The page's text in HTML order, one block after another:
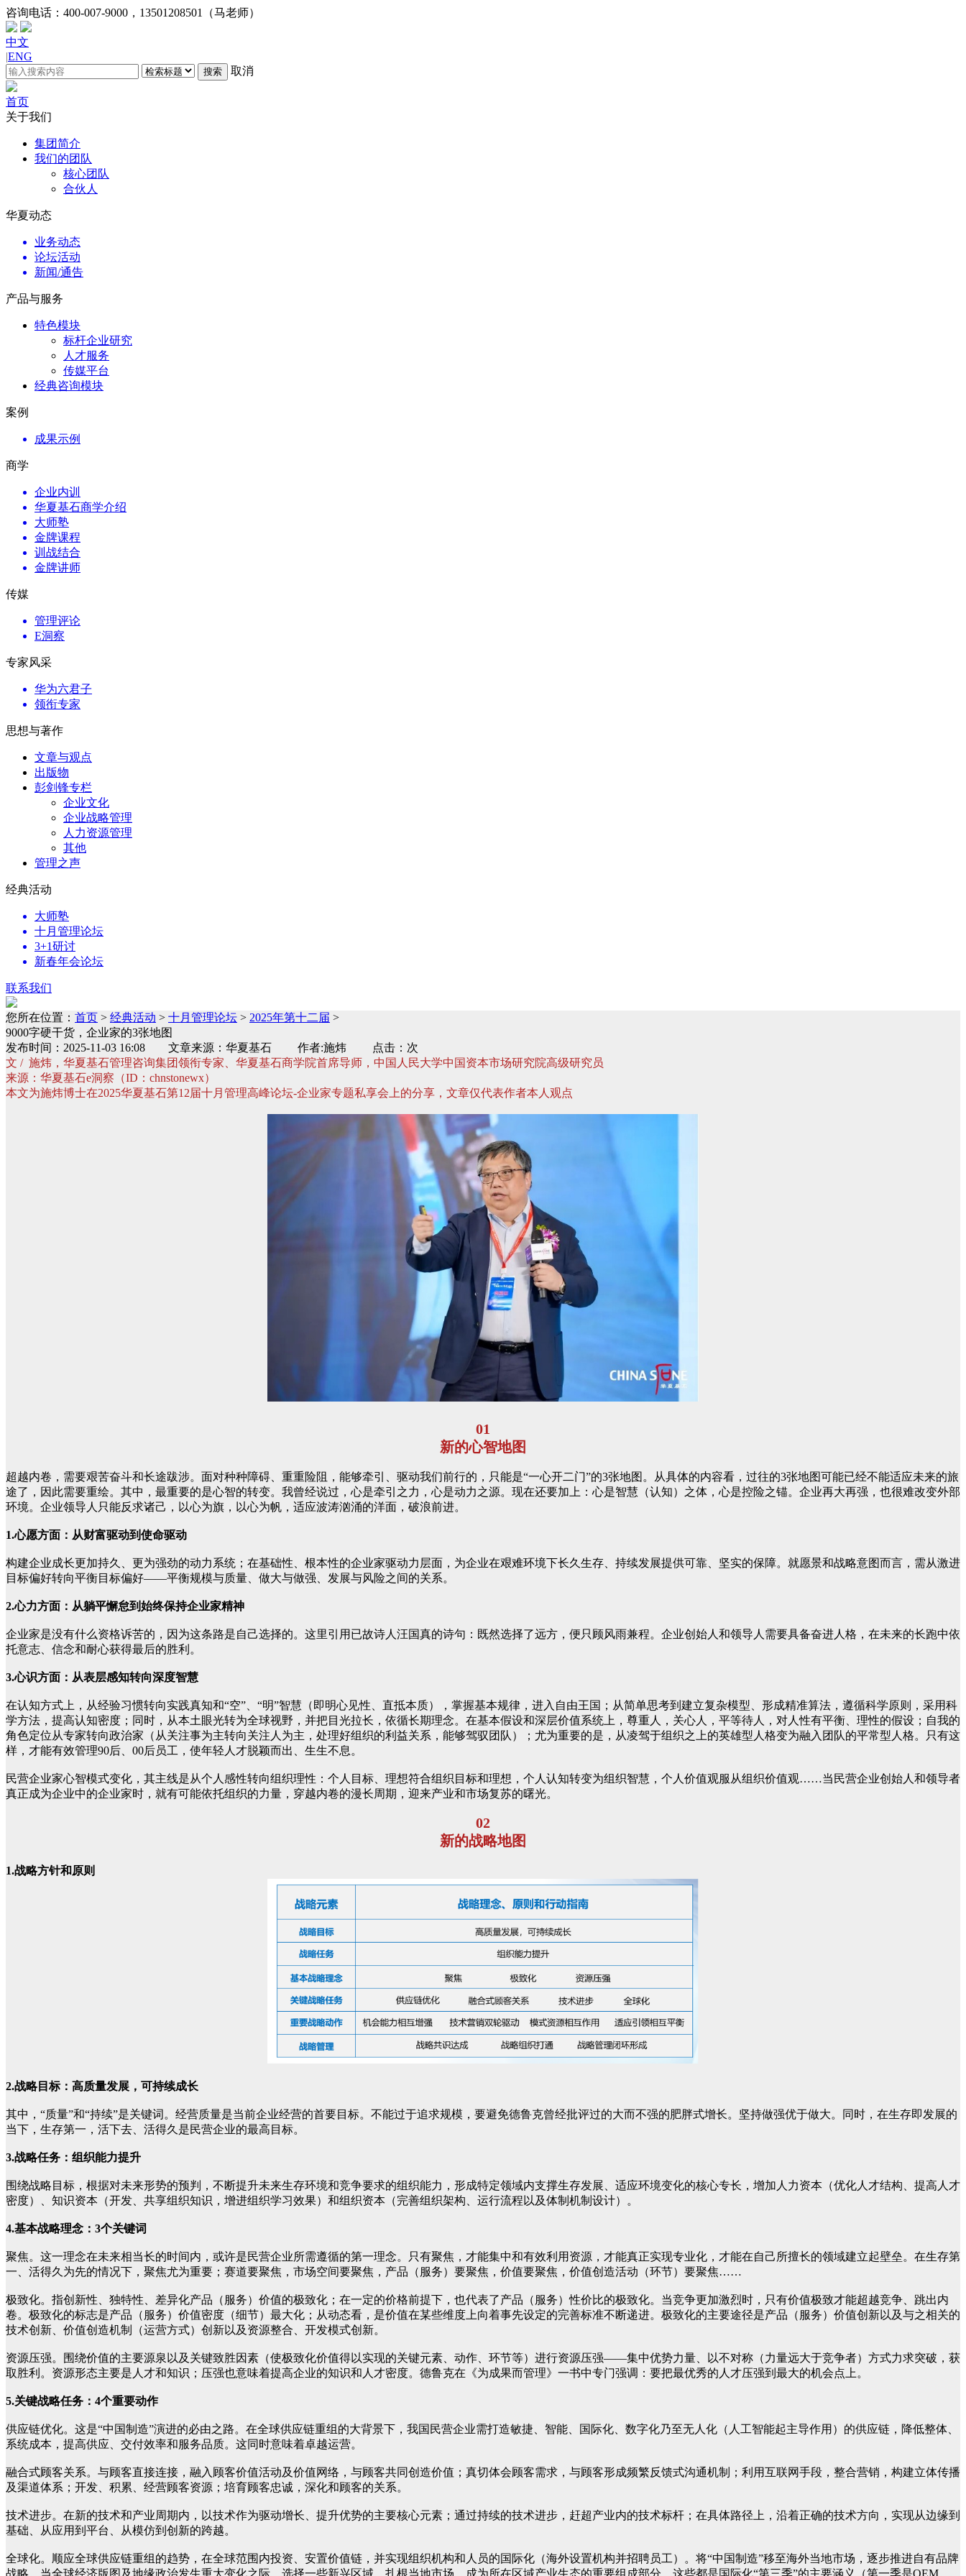
咨询电话： 400-007-9000，13501208501（马老师）
中文
|ENG
搜索 取消
首页
关于我们
集团简介
我们的团队
核心团队
合伙人
华夏动态
业务动态
论坛活动
新闻/通告
产品与服务
特色模块
标杆企业研究
人才服务
传媒平台
经典咨询模块
案例
成果示例
商学
企业内训
华夏基石商学介绍
大师塾
金牌课程
训战结合
金牌讲师
传媒
管理评论
E洞察
专家风采
华为六君子
领衔专家
思想与著作
文章与观点
出版物
彭剑锋专栏
企业文化
企业战略管理
人力资源管理
其他
管理之声
经典活动
大师塾
十月管理论坛
3+1研讨
新春年会论坛
联系我们
您所在位置： 首页 > 经典活动 > 十月管理论坛 > 2025年第十二届 >
9000字硬干货，企业家的3张地图
发布时间：2025-11-03 16:08 文章来源：华夏基石 作者:施炜 点击：次
文 / 施炜，华夏基石管理咨询集团领衔专家、华夏基石商学院首席导师，中国人民大学中国资本市场研究院高级研究员
来源：华夏基石e洞察（ID：chnstonewx）
本文为施炜博士在2025华夏基石第12届十月管理高峰论坛-企业家专题私享会上的分享，文章仅代表作者本人观点
01
新的心智地图
超越内卷，需要艰苦奋斗和长途跋涉。面对种种障碍、重重险阻，能够牵引、驱动我们前行的，只能是“一心开二门”的3张地图。从具体的内容看，过往的3张地图可能已经不能适应未来的旅
途了，因此需要重绘。其中，最重要的是心智的转变。我曾经说过，心是牵引之力，心是动力之源。现在还要加上：心是智慧（认知）之体，心是控险之锚。企业再大再强，也很难改变外部
环境。企业领导人只能反求诸己，以心为旗，以心为帆，适应波涛汹涌的洋面，破浪前进。
1.心愿方面：从财富驱动到使命驱动
构建企业成长更加持久、更为强劲的动力系统；在基础性、根本性的企业家驱动力层面，为企业在艰难环境下长久生存、持续发展提供可靠、坚实的保障。就愿景和战略意图而言，需从激进
目标偏好转向平衡目标偏好——平衡规模与质量、做大与做强、发展与风险之间的关系。
2.心力方面：从躺平懈怠到始终保持企业家精神
企业家是没有什么资格诉苦的，因为这条路是自己选择的。这里引用已故诗人汪国真的诗句：既然选择了远方，便只顾风雨兼程。企业创始人和领导人需要具备奋进人格，在未来的长跑中依
托意志、信念和耐心获得最后的胜利。
3.心识方面：从表层感知转向深度智慧
在认知方式上，从经验习惯转向实践真知和“空”、“明”智慧（即明心见性、直抵本质），掌握基本规律，进入自由王国；从简单思考到建立复杂模型、形成精准算法，遵循科学原则，采用科
学方法，提高认知密度；同时，从本土眼光转为全球视野，并把目光拉长，依循长期理念。在基本假设和深层价值系统上，尊重人，关心人，平等待人，对人性有平衡、理性的假设；自我的
角色定位从专家转向政治家（从关注事为主转向关注人为主，处理好组织的利益关系，能够驾驭团队）；尤为重要的是，从凌驾于组织之上的英雄型人格变为融入团队的平常型人格。只有这
样，才能有效管理90后、00后员工，使年轻人才脱颖而出、生生不息。
民营企业家心智模式变化，其主线是从个人感性转向组织理性：个人目标、理想符合组织目标和理想，个人认知转变为组织智慧，个人价值观服从组织价值观……当民营企业创始人和领导者
真正成为企业中的企业家时，就有可能依托组织的力量，穿越内卷的漫长周期，迎来产业和市场复苏的曙光。
02
新的战略地图
1.战略方针和原则
2.战略目标：高质量发展，可持续成长
其中，“质量”和“持续”是关键词。经营质量是当前企业经营的首要目标。不能过于追求规模，要避免德鲁克曾经批评过的大而不强的肥胖式增长。坚持做强优于做大。同时，在生存即发展的
当下，生存第一，活下去、活得久是民营企业的最高目标。
3.战略任务：组织能力提升
围绕战略目标，根据对未来形势的预判，不断提升未来生存环境和竞争要求的组织能力，形成特定领域内支撑生存发展、适应环境变化的核心专长，增加人力资本（优化人才结构、提高人才
密度）、知识资本（开发、共享组织知识，增进组织学习效果）和组织资本（完善组织架构、运行流程以及体制机制设计）。
4.基本战略理念：3个关键词
聚焦。这一理念在未来相当长的时间内，或许是民营企业所需遵循的第一理念。只有聚焦，才能集中和有效利用资源，才能真正实现专业化，才能在自己所擅长的领域建立起壁垒。在生存第
一、活得久为先的情况下，聚焦尤为重要；赛道要聚焦，市场空间要聚焦，产品（服务）要聚焦，价值要聚焦，价值创造活动（环节）要聚焦……
极致化。指创新性、独特性、差异化产品（服务）价值的极致化；在一定的价格前提下，也代表了产品（服务）性价比的极致化。当竞争更加激烈时，只有价值极致才能超越竞争、跳出内
卷。极致化的标志是产品（服务）价值密度（细节）最大化；从动态看，是价值在某些维度上向着事先设定的完善标准不断递进。极致化的主要途径是产品（服务）价值创新以及与之相关的
技术创新、价值创造机制（运营方式）创新以及资源整合、开发模式创新。
资源压强。围绕价值的主要源泉以及关键致胜因素（使极致化价值得以实现的关键元素、动作、环节等）进行资源压强——集中优势力量、以不对称（力量远大于竞争者）方式力求突破，获
取胜利。资源形态主要是人才和知识；压强也意味着提高企业的知识和人才密度。德鲁克在《为成果而管理》一书中专门强调：要把最优秀的人才压强到最大的机会点上。
5.关键战略任务：4个重要动作
供应链优化。这是“中国制造”演进的必由之路。在全球供应链重组的大背景下，我国民营企业需打造敏捷、智能、国际化、数字化乃至无人化（人工智能起主导作用）的供应链，降低整体、
系统成本，提高供应、交付效率和服务品质。这同时意味着卓越运营。
融合式顾客关系。与顾客直接连接，融入顾客价值活动及价值网络，与顾客共同创造价值；真切体会顾客需求，与顾客形成频繁反馈式沟通机制；利用互联网手段，整合营销，构建立体传播
及渠道体系；开发、积累、经营顾客资源；培育顾客忠诚，深化和顾客的关系。
技术进步。在新的技术和产业周期内，以技术作为驱动增长、提升优势的主要核心元素；通过持续的技术进步，赶超产业内的技术标杆；在具体路径上，沿着正确的技术方向，实现从边缘到
基础、从应用到平台、从模仿到创新的跨越。
全球化。顺应全球供应链重组的趋势，在全球范围内投资、安置价值链，并实现组织机构和人员的国际化（海外设置机构并招聘员工）。将“中国制造”移至海外当地市场，逐步推进自有品牌
战略。当全球经济版图及地缘政治发生重大变化之际，选择一些新兴区域，扎根当地市场，成为所在区域产业生态的重要组成部分。这些都是国际化“第三季”的主要涵义（第一季是OEM、